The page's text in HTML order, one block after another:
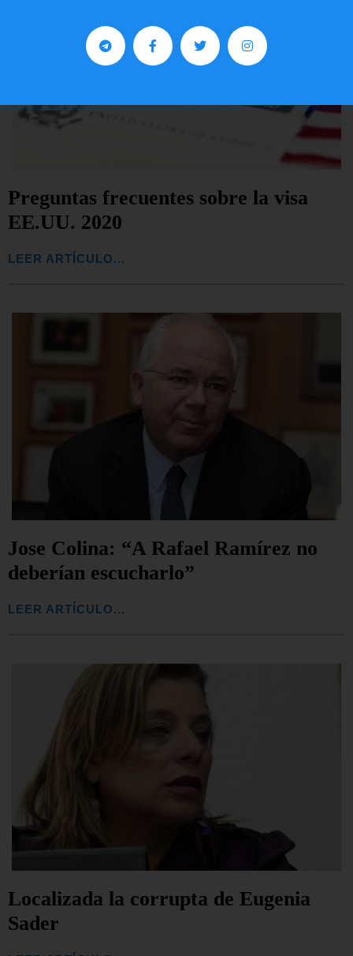
Preguntas frecuentes sobre la visa
EE.UU. 2020
LEER ARTÍCULO...
Jose Colina: “A Rafael Ramírez no
deberían escucharlo”
LEER ARTÍCULO...
Localizada la corrupta de Eugenia
Sader